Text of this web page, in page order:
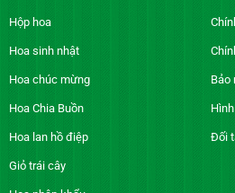
Hộp hoa
Hoa sinh nhật
Hoa chúc mừng
Hoa Chia Buồn
Hoa lan hồ điệp
Giỏ trái cây
Bảo
Đối